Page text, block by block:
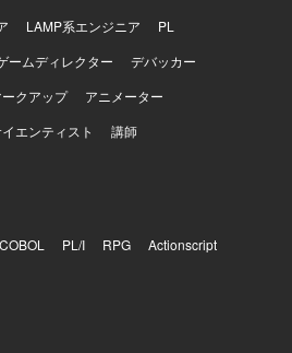
LAMP系エンジニア
PL
ームディレクター
デバッカー
ークアップ
アニメーター
エンティスト 講師
COBOL PL/I RPG
Actionscript